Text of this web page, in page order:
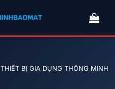
THIẾT BỊ GIA DỤNG THÔNG MINH